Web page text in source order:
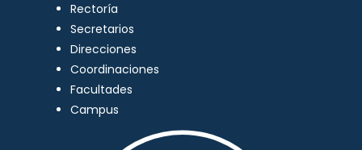
Rectoría
Secretarios
Direcciones
Coordinaciones
Facultades
Campus